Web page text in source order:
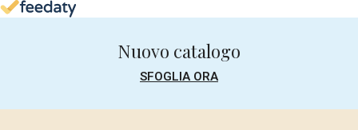
Nuovo catalogo
SFOGLIA ORA